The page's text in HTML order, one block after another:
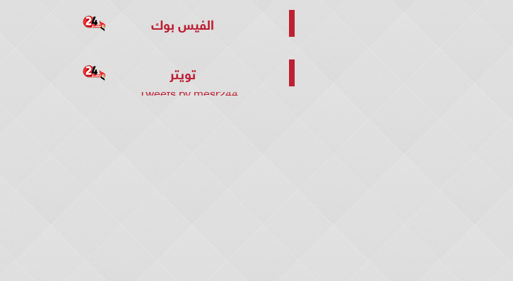
الفيس بوك
تويتر
Tweets by mesr244